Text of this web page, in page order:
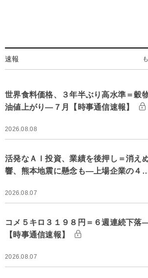
速報
世界食料価格、３年半ぶり高水準＝穀
油値上がり―７月【時事通信速報】
2026.08.08
活発なＡＩ投資、業績を後押し＝消え
響、熊本地震に懸念も―上場企業の４
2026.08.07
コメ５キロ３１９８円＝６週連続下落
【時事通信速報】
2026.08.07